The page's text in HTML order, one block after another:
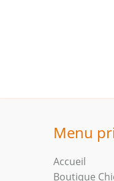
Menu
Accueil
Boutique